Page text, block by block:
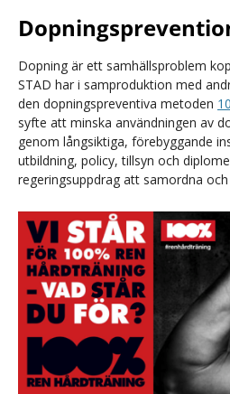
Dopning är ett samhällsproblem
STAD har i samproduktion med
den dopningspreventiva metoden
syfte att minska användningen av
genom långsiktiga, förebyggande
utbildning, policy, tillsyn och
regeringsuppdrag att samordna